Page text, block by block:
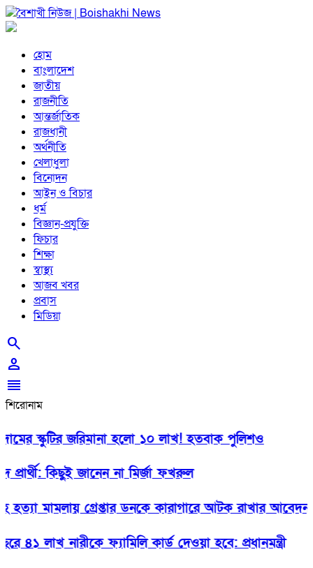
হোম
বাংলাদেশ
জাতীয়
রাজনীতি
আন্তর্জাতিক
রাজধানী
অর্থনীতি
খেলাধুলা
বিনোদন
আইন ও বিচার
ধর্ম
বিজ্ঞান-প্রযুক্তি
ফিচার
শিক্ষা
স্বাস্থ্য
আজব খবর
প্রবাস
মিডিয়া
search
person
reorder
শিরোনাম
স্কুটির জরিমানা হলো ১০ লাখ! হতবাক পুলিশও
কিছুই জানেন না মির্জা ফখরুল
মামলায় গ্রেপ্তার ডনকে কারাগারে আটক রাখার আবেদন
লাখ নারীকে ফ্যামিলি কার্ড দেওয়া হবে: প্রধানমন্ত্রী